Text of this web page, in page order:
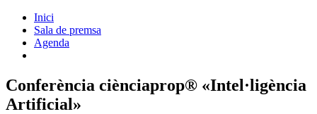
Inici
Sala de premsa
Agenda
Conferència ciènciaprop® «Intel·ligència
Artificial»